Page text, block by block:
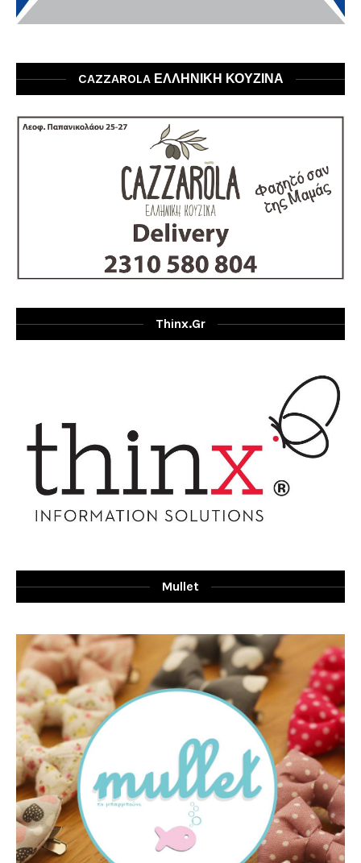
CAZZAROLA ΕΛΛΗΝΙΚΗ ΚΟΥΖΙΝΑ
Thinx.gr
Mullet